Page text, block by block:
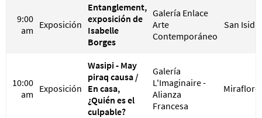
9:00
am Exposición
Entanglement,
exposición de
Isabelle
Borges
Galería Enlace
Arte
Contemporáneo
San
10:00
am Exposición
Wasipi - May
piraq causa /
En casa,
¿Quién es el
culpable?
Galería
L'Imaginaire -
Alianza
Francesa